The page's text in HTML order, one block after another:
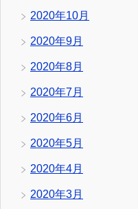
2020年10月
2020年9月
2020年8月
2020年7月
2020年6月
2020年5月
2020年4月
2020年3月